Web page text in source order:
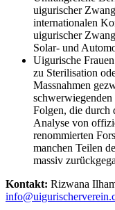
uigurischer
internationalen
uigurischer
Solar- und
Uigurische
zu Sterilisation
Massnahmen
Folgen, die durch
Analyse von
renommierten
manchen Teilen
massiv
Kontakt: Rizwana